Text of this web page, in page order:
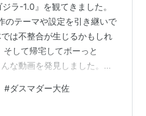
ラ-1.0』を観てきました。
のテーマや設定を引き継いで
は不整合が生じるかもしれ
して帰宅してボーっと
な動画を発見しました。
ダーシリーズだけではなく
わかるという便利なチャン
#ダスマダー大佐